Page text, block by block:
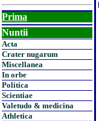
Prima
Nuntii
Acta
Crater nugarum
Miscellanea
In orbe
Politica
Scientiae
Valetudo & medicina
Athletica